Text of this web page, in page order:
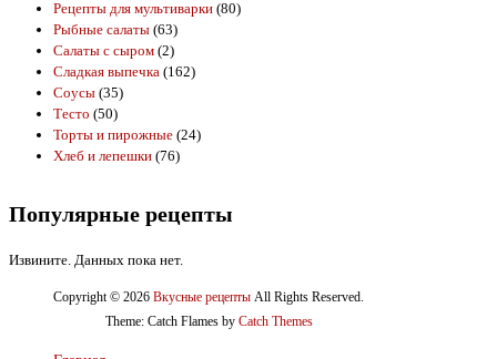
Рецепты для мультиварки (80)
Рыбные салаты (63)
Салаты с сыром (2)
Сладкая выпечка (162)
Соусы (35)
Тесто (50)
Торты и пирожные (24)
Хлеб и лепешки (76)
Популярные рецепты
Извините. Данных пока нет.
Copyright © 2026 Вкусные рецепты All Rights Reserved.
Theme: Catch Flames by Catch Themes